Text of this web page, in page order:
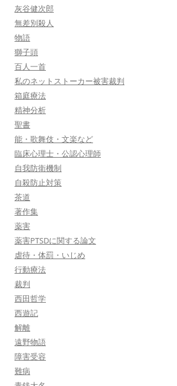
灰谷健次郎
無差別殺人
物語
獅子頭
百人一首
私のネットストーカー被害裁判
箱庭療法
精神分析
聖書
能・歌舞伎・文楽など
臨床心理士・公認心理師
自我防衛機制
自殺防止対策
茶道
著作集
薬害
薬害PTSDに関する論文
虐待・体罰・いじめ
行動療法
裁判
西田哲学
西遊記
解離
遠野物語
障害受容
難病